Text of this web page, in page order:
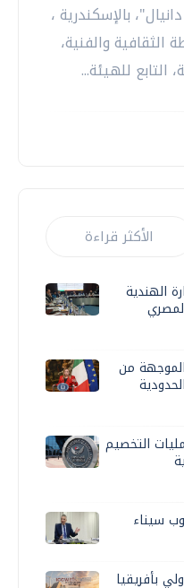
بالإسكندرية ،
والفنية،
التابع للهيئة...
الأكثر قراءة
الهندية
الموجهة من
التخصيم
سيناء
بأفريقيا